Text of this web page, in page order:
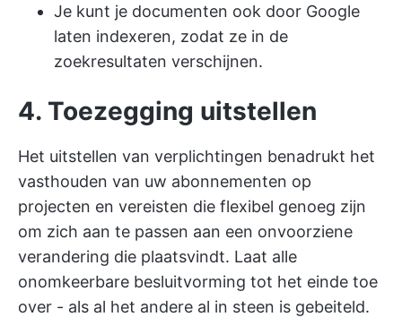
Je kunt je documenten ook door Google
laten indexeren, zodat ze in de
zoekresultaten verschijnen.
4. Toezegging uitstellen
Het uitstellen van verplichtingen benadrukt het
vasthouden van uw abonnementen op
projecten en vereisten die flexibel genoeg zijn
om zich aan te passen aan een onvoorziene
verandering die plaatsvindt. Laat alle
onomkeerbare besluitvorming tot het einde toe
over - als al het andere al in steen is gebeiteld.